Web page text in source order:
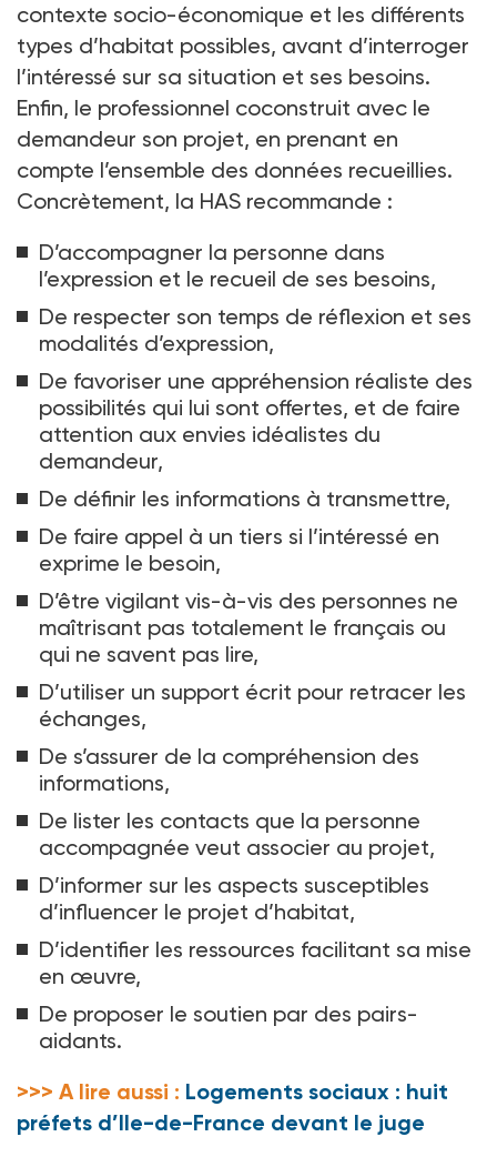
contexte socio-économique et les différents
types d’habitat possibles, avant d’interroger
l’intéressé sur sa situation et ses besoins.
Enfin, le professionnel coconstruit avec le
demandeur son projet, en prenant en
compte l’ensemble des données recueillies.
Concrètement, la HAS recommande :
D’accompagner la personne dans
l’expression et le recueil de ses besoins,
De respecter son temps de réflexion et ses
modalités d’expression,
De favoriser une appréhension réaliste des
possibilités qui lui sont offertes, et de faire
attention aux envies idéalistes du
demandeur,
De définir les informations à transmettre,
De faire appel à un tiers si l’intéressé en
exprime le besoin,
D’être vigilant vis-à-vis des personnes ne
maîtrisant pas totalement le français ou
qui ne savent pas lire,
D’utiliser un support écrit pour retracer les
échanges,
De s’assurer de la compréhension des
informations,
De lister les contacts que la personne
accompagnée veut associer au projet,
D’informer sur les aspects susceptibles
d’influencer le projet d’habitat,
D’identifier les ressources facilitant sa mise
en œuvre,
De proposer le soutien par des pairs-
aidants.
>>> A lire aussi : Logements sociaux : huit
préfets d’Ile-de-France devant le juge